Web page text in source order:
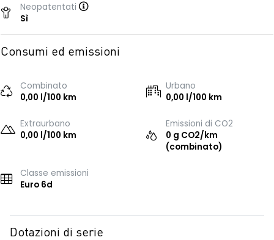
Neopatentati
Sì
Consumi ed emissioni
Combinato
0,00 l/100 km
Urbano
0,00 l/100 km
Extraurbano
0,00 l/100 km
Emissioni di CO2
0 g CO2/km
(combinato)
Classe emissioni
Euro 6d
Dotazioni di serie